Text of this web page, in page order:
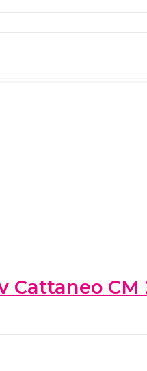
Cattaneo CM